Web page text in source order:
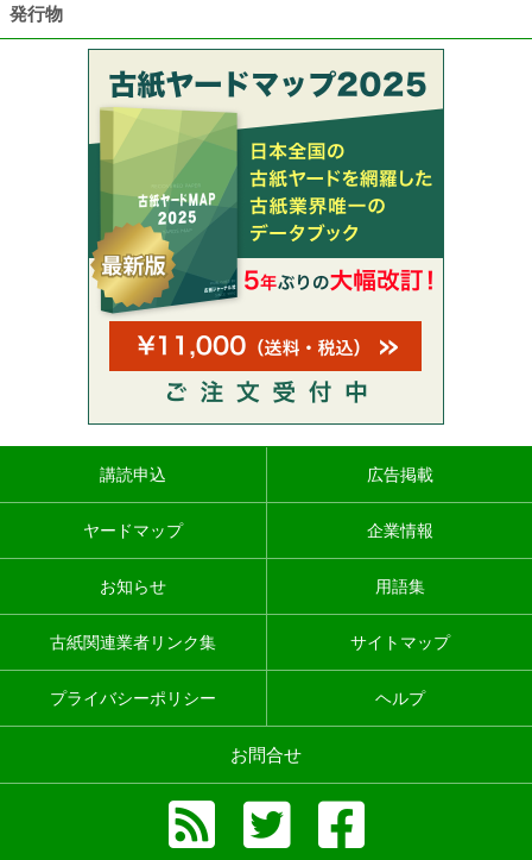
発行物
講読申込 広告掲載
ヤードマップ 企業情報
お知らせ 用語集
古紙関連業者リンク集 サイトマップ
プライバシーポリシー ヘルプ
お問合せ